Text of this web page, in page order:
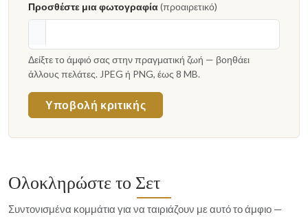
Προσθέστε μια φωτογραφία(προαιρετικό)
Δείξτε το άμφιό σας στην πραγματική ζωή — βοηθάει
άλλους πελάτες. JPEG ή PNG, έως 8 MB.
Υποβολή κριτικής
Ολοκληρώστε το Σετ
Συντονισμένα κομμάτια για να ταιριάζουν με αυτό το άμφιο —